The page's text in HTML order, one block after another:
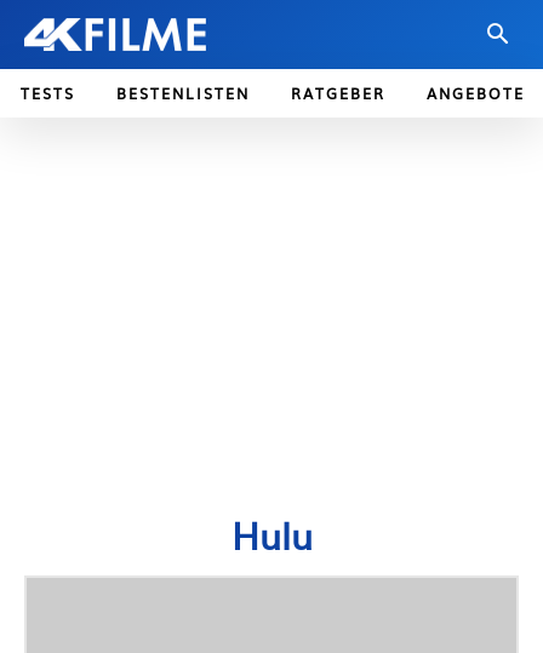
TESTS BESTENLISTEN RATGEBER ANGEBOTE
Hulu